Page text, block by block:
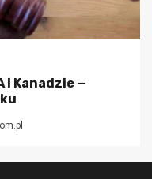
i Kanadzie —